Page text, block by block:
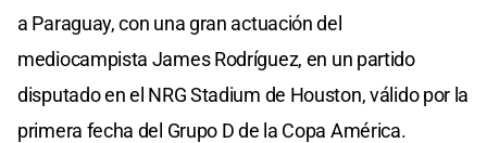
a Paraguay, con una gran actuación del
mediocampista James Rodríguez, en un partido
disputado en el NRG Stadium de Houston, válido por la
primera fecha del Grupo D de la Copa América.